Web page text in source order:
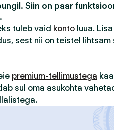
Siin on paar
tuleb vaid konto luua.
sest nii on teistel lihtsam
premium-tellimustega
sul oma asukohta